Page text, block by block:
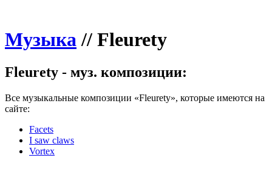
Музыка// Fleurety
Fleurety - муз. композиции:
Все музыкальные композиции «Fleurety», которые имеются на
сайте:
Facets
I saw claws
Vortex